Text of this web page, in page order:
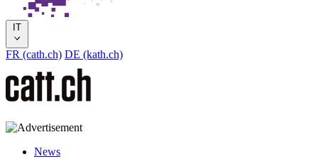
IT
FR (cath.ch) DE (kath.ch)
News